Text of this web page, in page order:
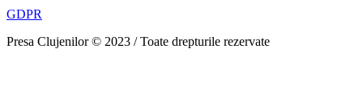
GDPR
Presa Clujenilor © 2023 / Toate drepturile rezervate